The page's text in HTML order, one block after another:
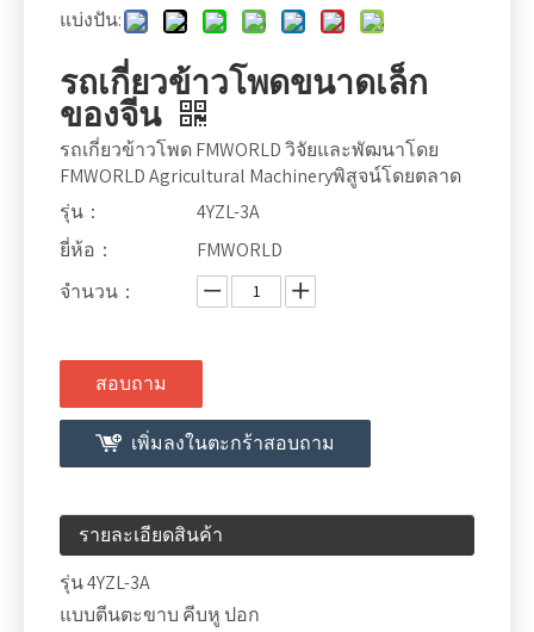
แบ่งปัน:
รถเกี่ยวข้าวโพดขนาดเล็ก
ของจีน
รถเกี่ยวข้าวโพด FMWORLD วิจัยและพัฒนาโดย
FMWORLD Agricultural Machineryพิสูจน์โดยตลาด
รุ่น：
4YZL-3A
ยี่ห้อ：
FMWORLD
จำนวน：
สอบถาม
เพิ่มลงในตะกร้าสอบถาม
รายละเอียดสินค้า
รุ่น 4YZL-3A
แบบตีนตะขาบ คีบหู ปอก